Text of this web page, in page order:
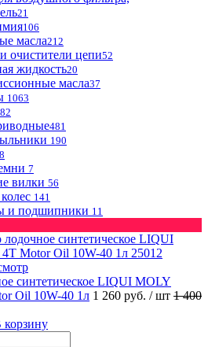
21
106
масла212
очистители цепи52
жидкость20
масла37
1063
481
190
7
вилки 56
141
и подшипники 11
синтетическое LIQUI MOLY
Oil 10W-40 1л 1 260 руб. / шт 1 400
корзину